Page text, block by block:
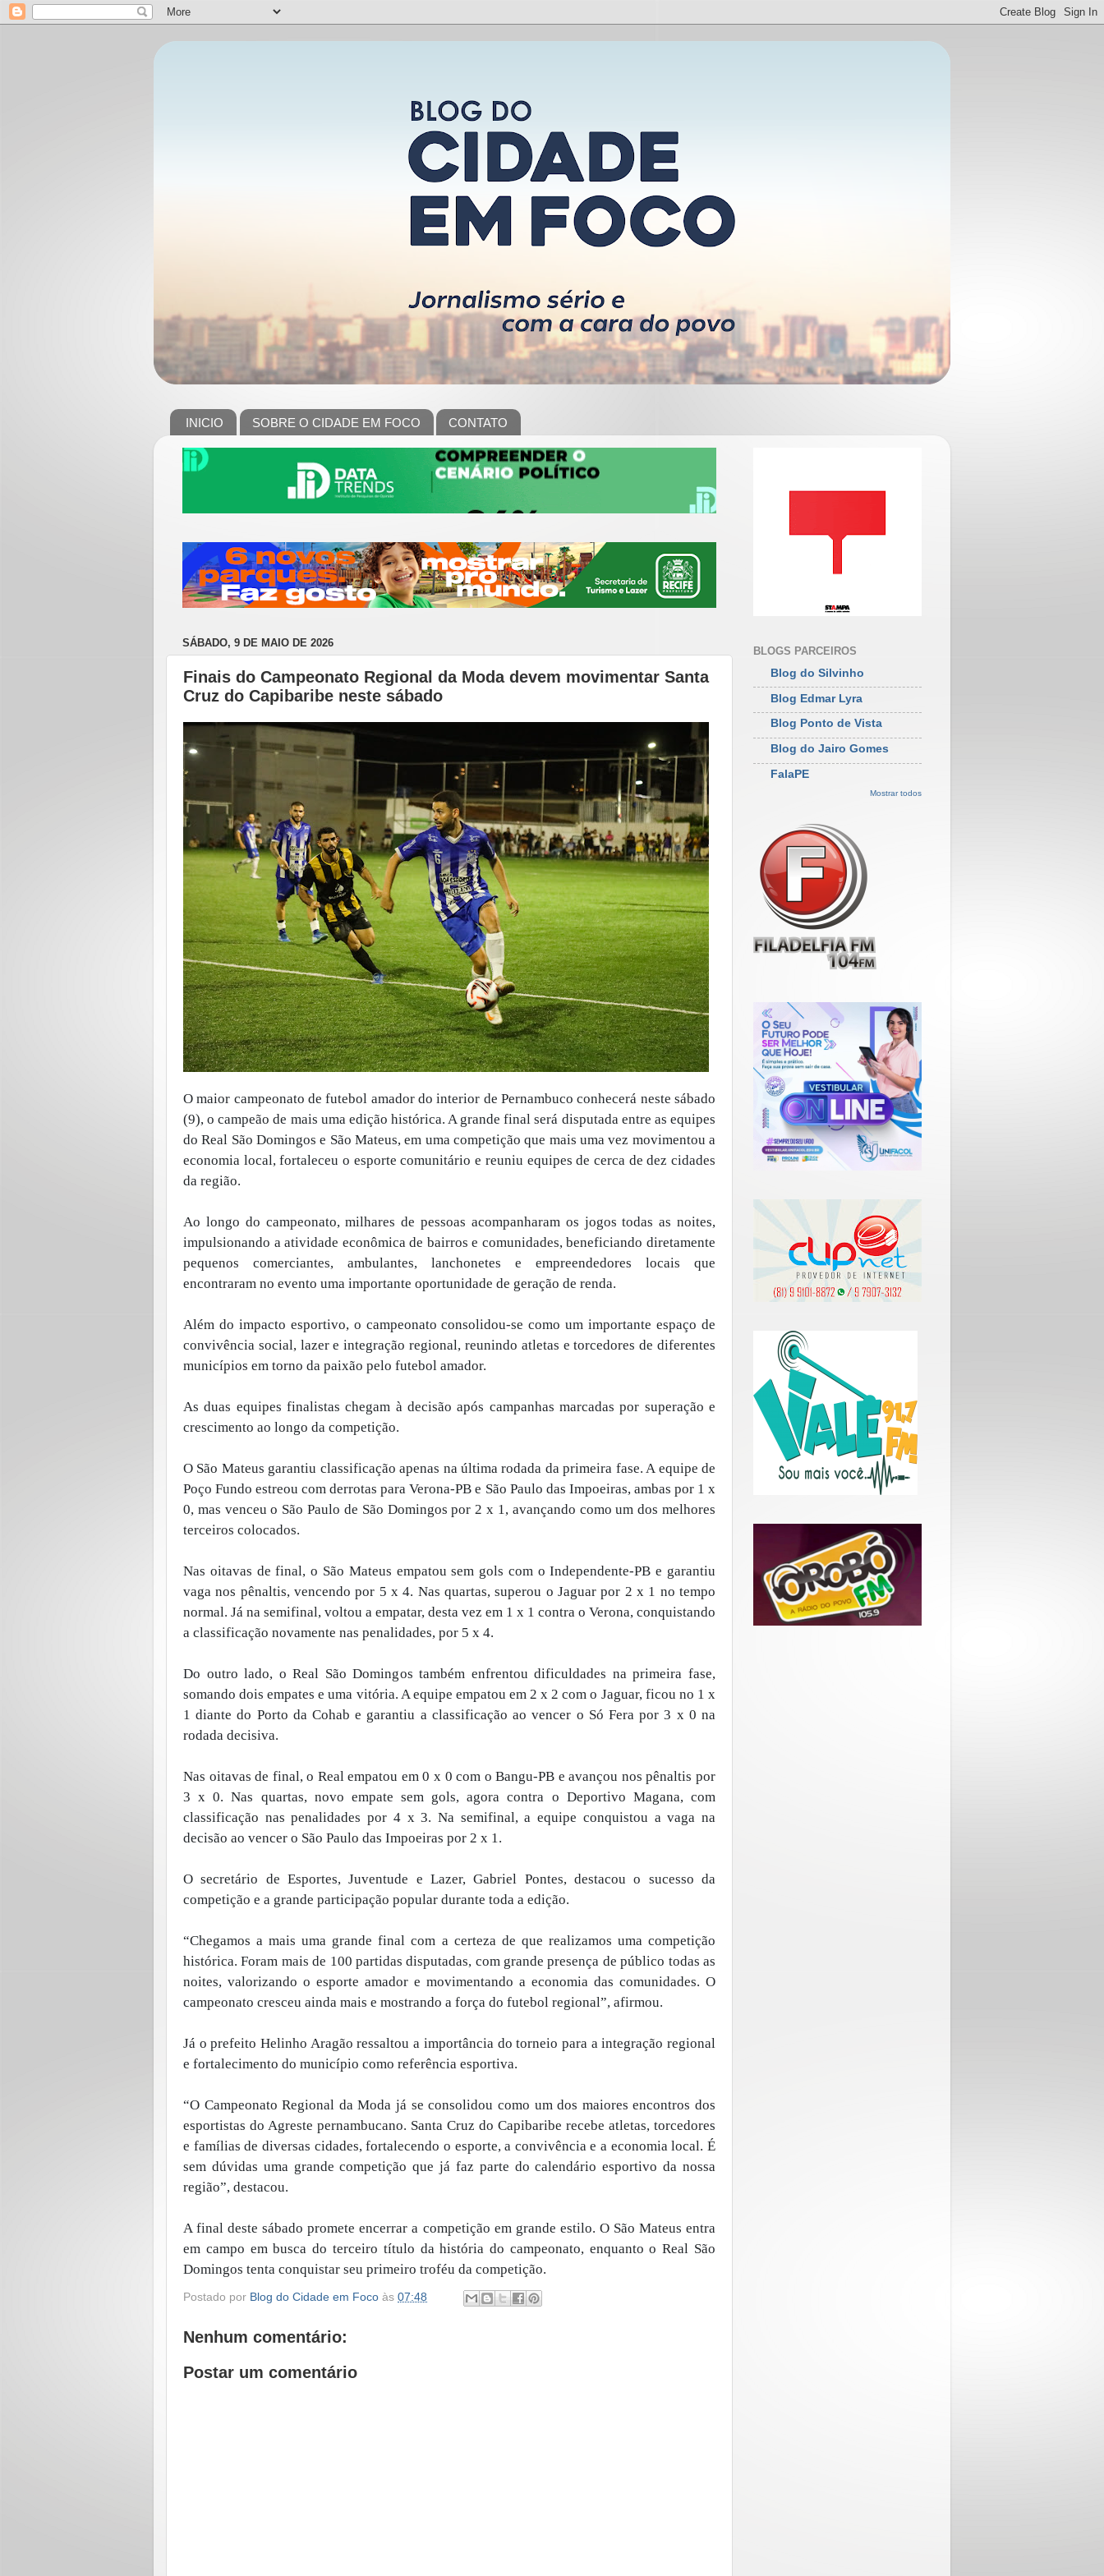
INICIO SOBRE O CIDADE EM FOCO CONTATO
SÁBADO, 9 DE MAIO DE 2026
Finais do Campeonato Regional da Moda devem movimentar Santa
Cruz do Capibaribe neste sábado
O maior campeonato de futebol amador do interior de Pernambuco conhecerá neste sábado
(9), o campeão de mais uma edição histórica. A grande final será disputada entre as equipes
do Real São Domingos e São Mateus, em uma competição que mais uma vez movimentou a
economia local, fortaleceu o esporte comunitário e reuniu equipes de cerca de dez cidades
da região.
Ao longo do campeonato, milhares de pessoas acompanharam os jogos todas as noites,
impulsionando a atividade econômica de bairros e comunidades, beneficiando diretamente
pequenos comerciantes, ambulantes, lanchonetes e empreendedores locais que
encontraram no evento uma importante oportunidade de geração de renda.
Além do impacto esportivo, o campeonato consolidou-se como um importante espaço de
convivência social, lazer e integração regional, reunindo atletas e torcedores de diferentes
municípios em torno da paixão pelo futebol amador.
As duas equipes finalistas chegam à decisão após campanhas marcadas por superação e
crescimento ao longo da competição.
O São Mateus garantiu classificação apenas na última rodada da primeira fase. A equipe de
Poço Fundo estreou com derrotas para Verona-PB e São Paulo das Impoeiras, ambas por 1 x
0, mas venceu o São Paulo de São Domingos por 2 x 1, avançando como um dos melhores
terceiros colocados.
Nas oitavas de final, o São Mateus empatou sem gols com o Independente-PB e garantiu
vaga nos pênaltis, vencendo por 5 x 4. Nas quartas, superou o Jaguar por 2 x 1 no tempo
normal. Já na semifinal, voltou a empatar, desta vez em 1 x 1 contra o Verona, conquistando
a classificação novamente nas penalidades, por 5 x 4.
Do outro lado, o Real São Domingos também enfrentou dificuldades na primeira fase,
somando dois empates e uma vitória. A equipe empatou em 2 x 2 com o Jaguar, ficou no 1 x
1 diante do Porto da Cohab e garantiu a classificação ao vencer o Só Fera por 3 x 0 na
rodada decisiva.
Nas oitavas de final, o Real empatou em 0 x 0 com o Bangu-PB e avançou nos pênaltis por
3 x 0. Nas quartas, novo empate sem gols, agora contra o Deportivo Magana, com
classificação nas penalidades por 4 x 3. Na semifinal, a equipe conquistou a vaga na
decisão ao vencer o São Paulo das Impoeiras por 2 x 1.
O secretário de Esportes, Juventude e Lazer, Gabriel Pontes, destacou o sucesso da
competição e a grande participação popular durante toda a edição.
“Chegamos a mais uma grande final com a certeza de que realizamos uma competição
histórica. Foram mais de 100 partidas disputadas, com grande presença de público todas as
noites, valorizando o esporte amador e movimentando a economia das comunidades. O
campeonato cresceu ainda mais e mostrando a força do futebol regional”, afirmou.
Já o prefeito Helinho Aragão ressaltou a importância do torneio para a integração regional
e fortalecimento do município como referência esportiva.
“O Campeonato Regional da Moda já se consolidou como um dos maiores encontros dos
esportistas do Agreste pernambucano. Santa Cruz do Capibaribe recebe atletas, torcedores
e famílias de diversas cidades, fortalecendo o esporte, a convivência e a economia local. É
sem dúvidas uma grande competição que já faz parte do calendário esportivo da nossa
região”, destacou.
A final deste sábado promete encerrar a competição em grande estilo. O São Mateus entra
em campo em busca do terceiro título da história do campeonato, enquanto o Real São
Domingos tenta conquistar seu primeiro troféu da competição.
Postado por Blog do Cidade em Foco às 07:48
Nenhum comentário:
Postar um comentário
BLOGS PARCEIROS
Blog do Silvinho
Blog Edmar Lyra
Blog Ponto de Vista
Blog do Jairo Gomes
FalaPE
Mostrar todos